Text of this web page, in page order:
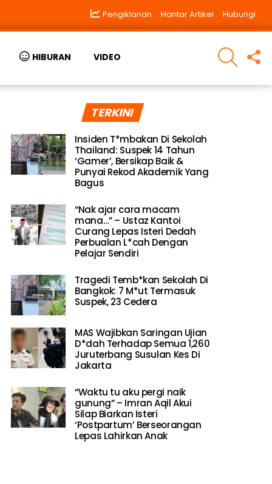
Pengiklanan Hantar Artikel Hubungi
HIBURAN VIDEO
SEARCH
TERKINI
Insiden T*mbakan Di Sekolah
Thailand: Suspek 14 Tahun
‘Gamer’, Bersikap Baik &
Punyai Rekod Akademik Yang
Bagus
“Nak ajar cara macam
mana…” – Ustaz Kantoi
Curang Lepas Isteri Dedah
Perbualan L*cah Dengan
Pelajar Sendiri
Tragedi Temb*kan Sekolah Di
Bangkok: 7 M*ut Termasuk
Suspek, 23 Cedera
MAS Wajibkan Saringan Ujian
D*dah Terhadap Semua 1,260
Juruterbang Susulan Kes Di
Jakarta
“Waktu tu aku pergi naik
gunung” – Imran Aqil Akui
Silap Biarkan Isteri
‘Postpartum’ Berseorangan
Lepas Lahirkan Anak